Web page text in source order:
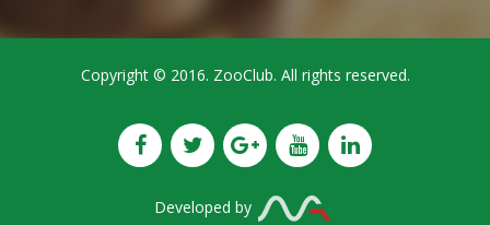
Copyright © 2016. ZooClub. All rights reserved.
Developed by